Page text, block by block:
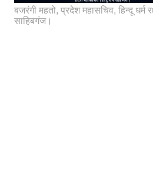
बजरंगी महतो, प्रदेश महासचिव, हिन्दू धर्म
साहिबगंज।